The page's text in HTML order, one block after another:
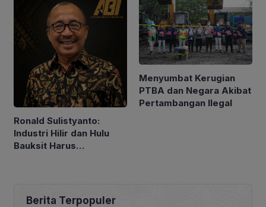
Ronald Sulistyanto:
Industri Hilir dan Hulu
Bauksit Harus
Menyumbat Kerugian
PTBA dan Negara Akibat
Pertambangan Ilegal
Berita Terpopuler